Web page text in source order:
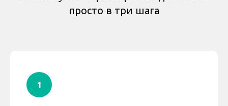
просто в три шага